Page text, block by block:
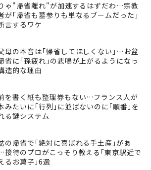
ゃ"帰省離れ"が加速するはずだわ…宗教
が｢帰省も墓参りも単なるブームだった｣
言するワケ
母の本音は｢帰省してほしくない｣…お盆
省に｢孫疲れ｣の悲鳴が上がるようになっ
造的な理由
を書く紙も整理券もない…フランス人が
みたいに｢行列｣に並ばないのに｢順番｣を
る謎システム
の帰省で｢絶対に喜ばれる手土産｣があ
接待のプロがこっそり教える｢東京駅近で
るお菓子｣6選